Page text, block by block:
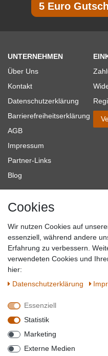
5 Euro
UNTERNEHMEN
Über Uns
Kontakt
Datenschutzerklärung
Barrierefreiheitserklärung
AGB
Impressum
Partner-Links
Blog
SICHER EINKAUFEN
QUALITÄT
Cookies
Wir nutzen Cookies auf
essenziell, während andere
Erfahrung zu verbessern.
verwendeten Cookies und
hier:
Daten­schutz­erklärung
Essenziell
Statistik
Marketing
Externe Medien